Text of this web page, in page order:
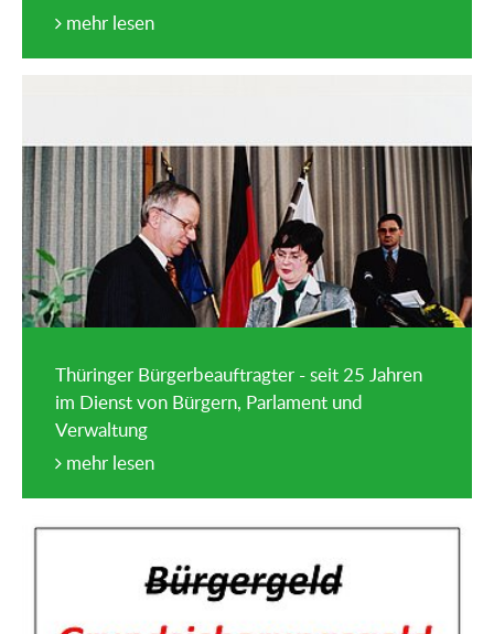
mehr lesen
Thüringer Bürgerbeauftragter - seit 25 Jahren
im Dienst von Bürgern, Parlament und
Verwaltung
mehr lesen